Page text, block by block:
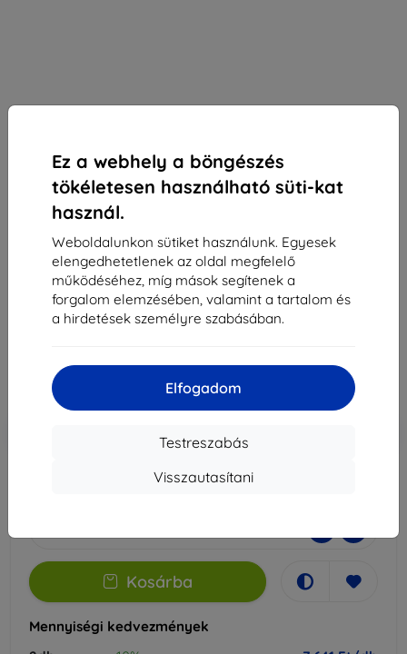
Ez a webhely a böngészés
tökéletesen használható süti-kat
használ.
Weboldalunkon sütiket használunk. Egyesek
elengedhetetlenek az oldal megfelelő
működéséhez, míg mások segítenek a
forgalom elemzésében, valamint a tartalom és
a hirdetések személyre szabásában.
Elfogadom
Testreszabás
Visszautasítani
3mk Paper Feeling védőfólia Huawei MatePad
Paper-hoz
Alkalmas: Huawei MatePad Paper
8 490 Ft
7 641 Ft
Ár ÁFA nelkül
Kosárba
Mennyiségi kedvezmények